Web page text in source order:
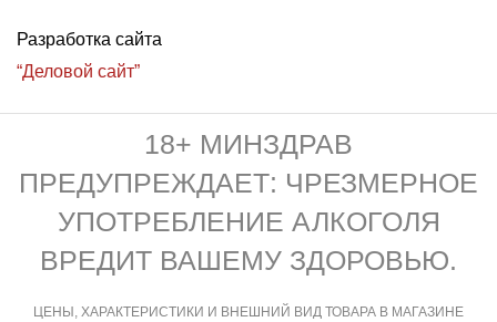
Разработка сайта
“Деловой сайт”
18+ МИНЗДРАВ
ПРЕДУПРЕЖДАЕТ: ЧРЕЗМЕРНОЕ
УПОТРЕБЛЕНИЕ АЛКОГОЛЯ
ВРЕДИТ ВАШЕМУ ЗДОРОВЬЮ.
ЦЕНЫ, ХАРАКТЕРИСТИКИ И ВНЕШНИЙ ВИД ТОВАРА В МАГАЗИНЕ